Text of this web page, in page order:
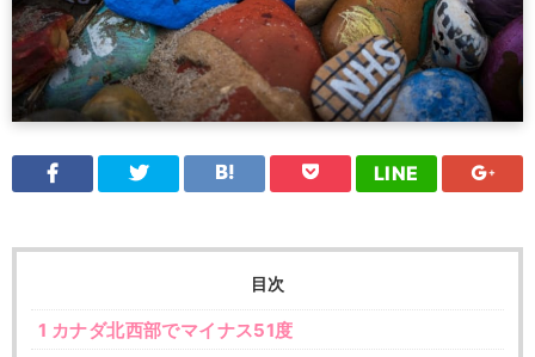
LINE
目次
1 カナダ北西部でマイナス51度